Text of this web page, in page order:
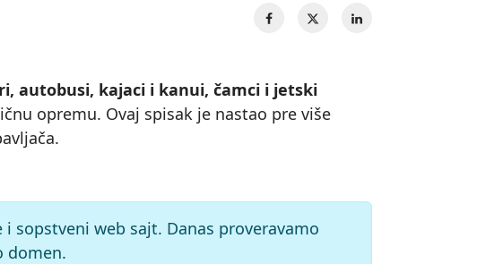
autobusi, kajaci i kanui, čamci i jetski
opremu. Ovaj spisak je nastao pre više
sopstveni web sajt. Danas proveravamo
domen.